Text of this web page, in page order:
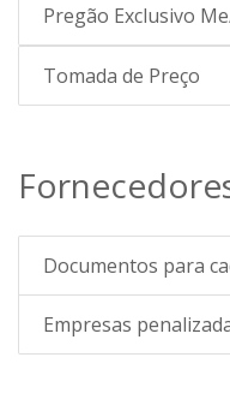
Pregão Exclusivo
Tomada de Preço
Documentos para
Empresas